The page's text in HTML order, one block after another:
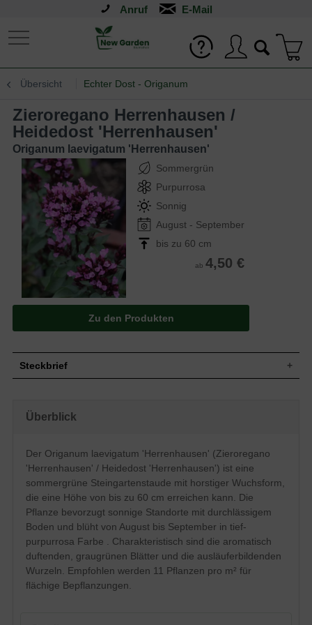
Anruf
Übersicht Echter Dost - Origanum
Zieroregano Herrenhausen /
Heidedost 'Herrenhausen'
Origanum laevigatum 'Herrenhausen'
Sommergrün
Purpurrosa
Sonnig
August - September
bis zu 60 cm
ab 4,50 €
Zu den Produkten
Steckbrief
Blatt
Sommergrün, eiförmig, ganzrandig, fein
behaart, duftend, graugrün
Frucht
Nüsschen, nicht zum Verzehr geeignet,
unscheinbar
Blüte
Tief-pupurrosa, traubenförmig, einfach,
klein, zierend, reichblühend
Blütezeit
August bis September
Wurzeln
Ausläuferbildend, gut verzweigt
Boden
Durchlässiger, normaler Gartenboden
Pflanzen pro
Überblick
Der Origanum laevigatum 'Herrenhausen' (Zieroregano
'Herrenhausen' / Heidedost 'Herrenhausen') ist eine
sommergrüne Steingartenstaude mit horstiger Wuchsform,
die eine Höhe von bis zu 60 cm erreichen kann. Die
Pflanze bevorzugt sonnige Standorte mit durchlässigem
Boden und blüht von August bis September in tief-
purpurrosa Farbe . Charakteristisch sind die aromatisch
duftenden, graugrünen Blätter und die ausläuferbildenden
Wurzeln. Empfohlen werden 11 Pflanzen pro m² für
flächige Bepflanzungen.